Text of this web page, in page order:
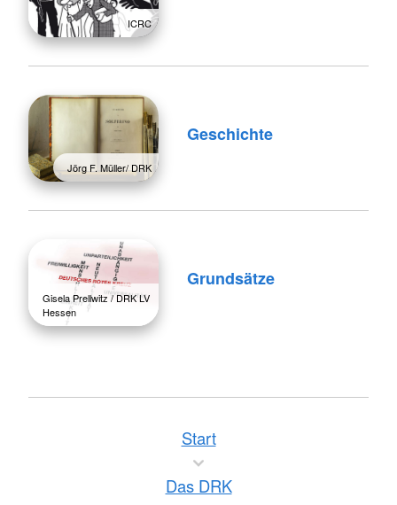
ICRC
Jörg F. Müller/ DRK
Geschichte
Gisela Prellwitz / DRK LV
Hessen
Grundsätze
Start
Das DRK